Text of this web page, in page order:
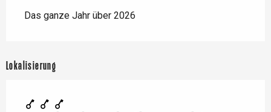
Das ganze Jahr über 2026
Lokalisierung